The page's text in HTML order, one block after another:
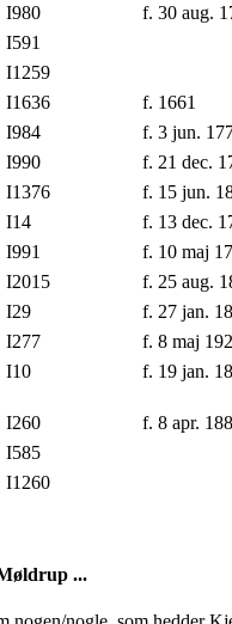
I980 f. 30 aug.
I591
I1259
I1636 f. 1661
I984 f. 3 jun.
I990 f. 21 dec.
I1376 f. 15 jun.
I14 f. 13 dec.
I991 f. 10 maj
I2015 f. 25 aug.
I29 f. 27 jan.
I277 f. 8 maj
I10 f. 19 jan.
I260 f. 8 apr.
I585
I1260
...